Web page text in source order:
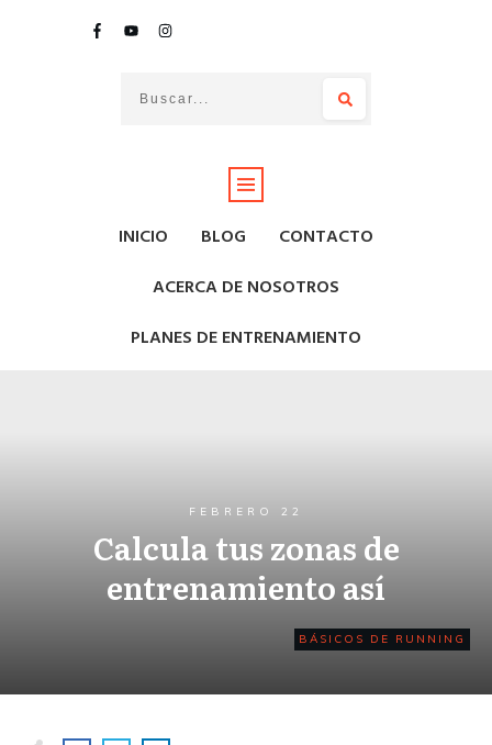
INICIO BLOG
CONTACTO
ACERCA DE NOSOTROS
PLANES DE ENTRENAMIENTO
FEBRERO 22
Calcula tus zonas de
entrenamiento así
BÁSICOS DE RUNNING